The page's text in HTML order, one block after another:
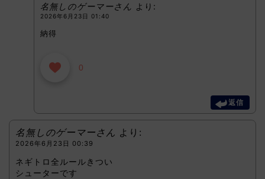
名無しのゲーマーさん より:
2026年6月23日 01:40
納得
0
返信
名無しのゲーマーさん より:
2026年6月23日 00:39
ネギトロ全ルールきつい
シューターです